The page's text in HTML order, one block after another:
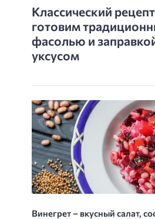
Классический
готовим
фасолью и
уксусом
Винегрет – вкусный салат,